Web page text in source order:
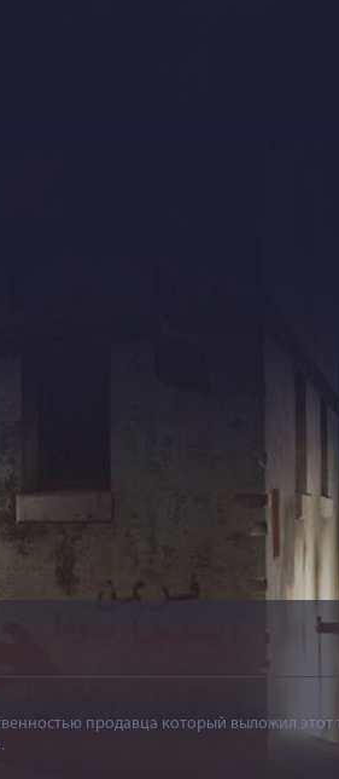
продавца который выложил